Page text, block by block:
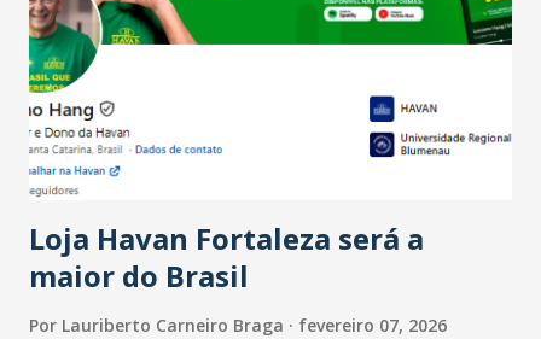
bares e restaurantes operaram com lucro e outros 40%
registraram equilíbrio financeiro. Já o percentual de
estabelecimentos no prejuízo ficou em 19%, pouco abaixo
do observado no mês anterior. Outros 1% não existiam em
novembro. Em relação a outubro, o faturamento também
Loja Havan Fortaleza será a
maior do Brasil
Por Lauriberto Carneiro Braga fevereiro 07, 2026